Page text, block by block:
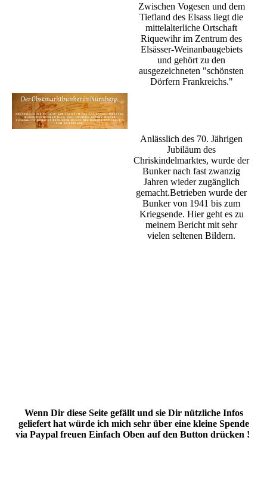
Zwischen Vogesen und dem
Tiefland des Elsass liegt die
mittelalterliche Ortschaft
Riquewihr im Zentrum des
Elsässer-Weinanbaugebiets
und gehört zu den
ausgezeichneten "schönsten
Dörfern Frankreichs."
Anlässlich des 70. Jährigen
Jubiläum des
Chriskindelmarktes, wurde der
Bunker nach fast zwanzig
Jahren wieder zugänglich
gemacht.Betrieben wurde der
Bunker von 1941 bis zum
Kriegsende. Hier geht es zu
meinem Bericht mit sehr
vielen seltenen Bildern.
Wenn Dir diese Seite gefällt und sie Dir nützliche Infos
geliefert hat würde ich mich sehr über eine kleine Spende
via Paypal freuen Einfach Oben auf den Button drücken !